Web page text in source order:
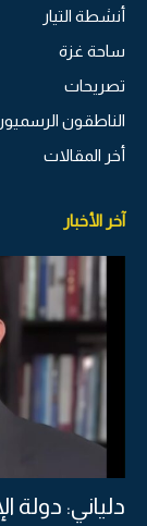
أنشطة التيار
ساحة غزة
تصريحات
الناطقون
أخر المقالات
آخر الأخبار
دلياني: دولة